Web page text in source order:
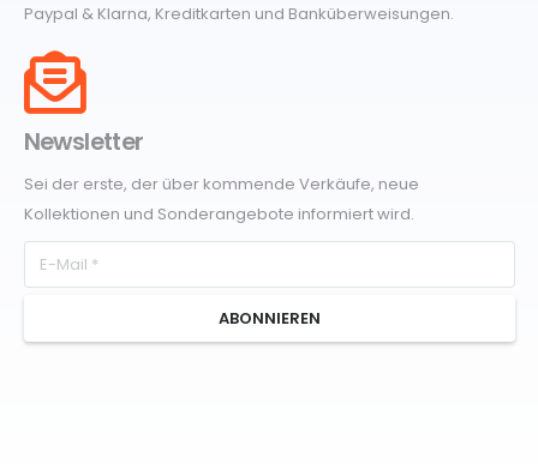
Paypal & Klarna, Kreditkarten und Banküberweisungen.
Newsletter
Sei der erste, der über kommende Verkäufe, neue
Kollektionen und Sonderangebote informiert wird.
ABONNIEREN